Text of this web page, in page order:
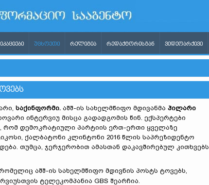
ᲣᲪᲮᲝᲔᲗᲘ ᲠᲔᲚᲘᲒᲘᲐ ᲠᲔᲓᲐᲥᲢᲝᲠᲘᲡᲒᲐᲜ ᲕᲘᲓᲔᲝᲐᲠᲥᲘᲕᲘ
საქინფორმი. აშშ-ის სახელმწიფო მდივანმა ჰილარი
ინტერვიუ მისცა გადადგომის წინ. ექსპერტები
რომ დემოკრატიული პარტიის ერთ-ერთი ყველაზე
ქალბატონი კლინტონი 2016 წლის საპრეზიდენტო
თუმცა, ჯერჯერობით ამასთან დაკავშირებულ კითხვებს
აშშ-ის სახელმწიფო მდივნის პოსტს ტოვებს,
ტელეკომპანია GBS შეარჩია.